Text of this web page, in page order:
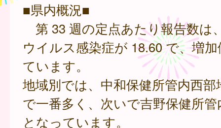
■県内概況■
第 33 週の定点あたり報告数は
ウイルス感染症が 18.60 で、増
ています。
地域別では、中和保健所管内西部
で一番多く、次いで吉野保健所管
となっています。